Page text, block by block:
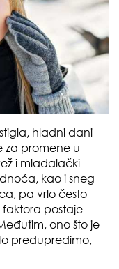
hladni dani
za promene u
i mladalački
kao i sneg
pa vrlo često
faktora postaje
ono što je
predupredimo,